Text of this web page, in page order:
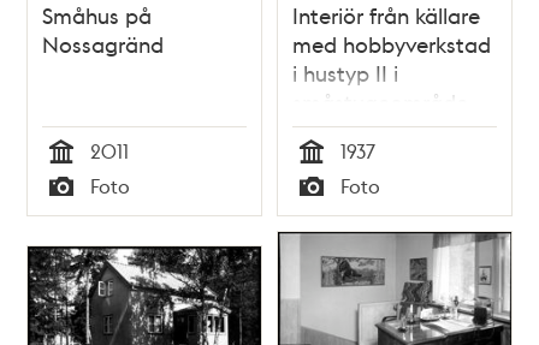
Småhus på
Nossagränd
Tid
2011
Typ
Foto
Interiör från källare
med hobbyverkstad
i hustyp II i
småstugeområde
(SMÅA)
Tid
1937
Typ
Foto